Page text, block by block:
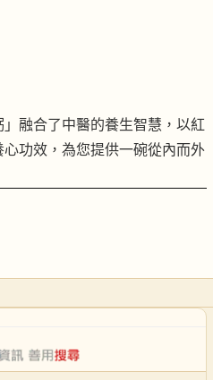
融合了中醫的養生智慧，以紅
功效，為您提供一碗從內而外